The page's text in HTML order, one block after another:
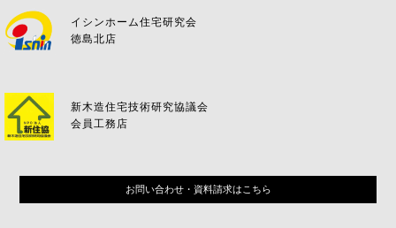
イシンホーム住宅研究会
徳島北店
新木造住宅技術研究協議会
会員工務店
お問い合わせ・資料請求はこちら